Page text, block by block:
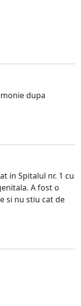
dupa
in Spitalul nr. 1 cu
A fost o
si nu stiu cat de